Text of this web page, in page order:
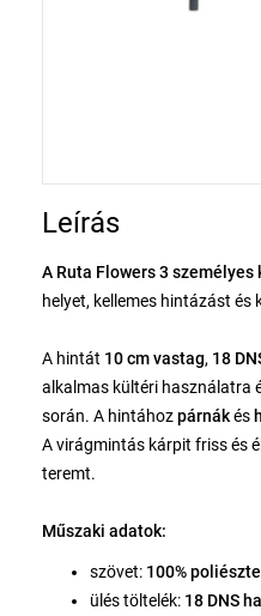
Leírás
A Ruta Flowers 3
helyet, kellemes hintázást
A hintát 10 cm vastag, 18
alkalmas kültéri használatra
során. A hintáhozpárnákés
A virágmintás kárpit friss és
teremt.
Műszaki adatok:
szövet: 100%
ülés töltelék: 18 DNS